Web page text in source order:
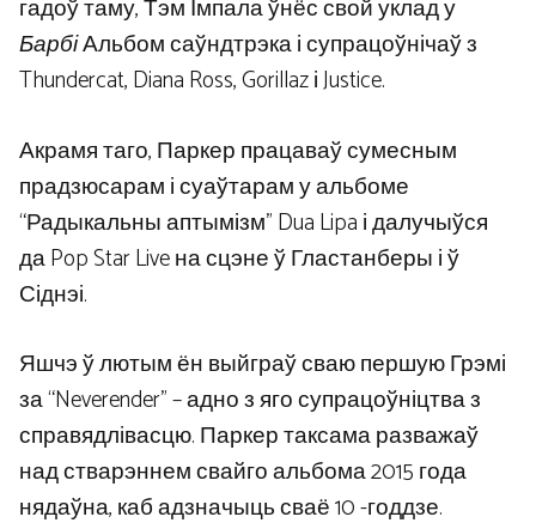
гадоў таму, Тэм Імпала ўнёс свой уклад у
БарбіАльбом саўндтрэка і супрацоўнічаў з
Thundercat, Diana Ross, Gorillaz і Justice.
Акрамя таго, Паркер працаваў сумесным
прадзюсарам і суаўтарам у альбоме
“Радыкальны аптымізм” Dua Lipa і далучыўся
да Pop Star Live на сцэне ў Гластанберы і ў
Сіднэі.
Яшчэ ў лютым ён выйграў сваю першую Грэмі
за “Neverender” – адно з яго супрацоўніцтва з
справядлівасцю. Паркер таксама разважаў
над стварэннем свайго альбома 2015 года
нядаўна, каб адзначыць сваё 10 -годдзе.